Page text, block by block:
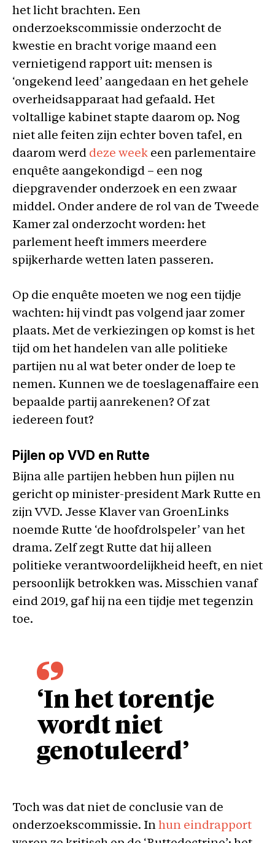
het licht brachten. Een
onderzoekscommissie onderzocht de
kwestie en bracht vorige maand een
vernietigend rapport uit: mensen is
‘ongekend leed’ aangedaan en het gehele
overheidsapparaat had gefaald. Het
voltallige kabinet stapte daarom op. Nog
niet alle feiten zijn echter boven tafel, en
daarom werd deze week een parlementaire
enquête aangekondigd – een nog
diepgravender onderzoek en een zwaar
middel. Onder andere de rol van de Tweede
Kamer zal onderzocht worden: het
parlement heeft immers meerdere
spijkerharde wetten laten passeren.
Op die enquête moeten we nog een tijdje
wachten: hij vindt pas volgend jaar zomer
plaats. Met de verkiezingen op komst is het
tijd om het handelen van alle politieke
partijen nu al wat beter onder de loep te
nemen. Kunnen we de toeslagenaffaire een
bepaalde partij aanrekenen? Of zat
iedereen fout?
Pijlen op VVD en Rutte
Bijna alle partijen hebben hun pijlen nu
gericht op minister-president Mark Rutte en
zijn VVD. Jesse Klaver van GroenLinks
noemde Rutte ‘de hoofdrolspeler’ van het
drama. Zelf zegt Rutte dat hij alleen
politieke verantwoordelijkheid heeft, en niet
persoonlijk betrokken was. Misschien vanaf
eind 2019, gaf hij na een tijdje met tegenzin
toe.
‘In het torentje
wordt niet
genotuleerd’
Toch was dat niet de conclusie van de
onderzoekscommissie. In hun eindrapport